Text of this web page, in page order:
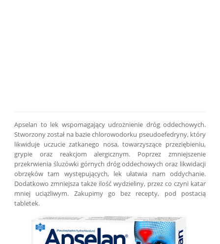
Apselan to lek wspomagający udrożnienie dróg oddechowych.
Stworzony został na bazie chlorowodorku pseudoefedryny, który
likwiduje uczucie zatkanego nosa, towarzyszące przeziębieniu,
grypie oraz reakcjom alergicznym. Poprzez zmniejszenie
przekrwienia śluzówki górnych dróg oddechowych oraz likwidacji
obrzęków tam występujących, lek ułatwia nam oddychanie.
Dodatkowo zmniejsza także ilość wydzieliny, przez co czyni katar
mniej uciążliwym. Zakupimy go bez recepty, pod postacią
tabletek.